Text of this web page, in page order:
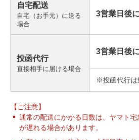
自宅配送
自宅（お手元）に送る
場合
3営業日後
投函代行
直接相手に届ける場合
3営業日後
※投函代行は
【ご注意】
通常の配送にかかる日数は、ヤマト
が遅れる場合があります。